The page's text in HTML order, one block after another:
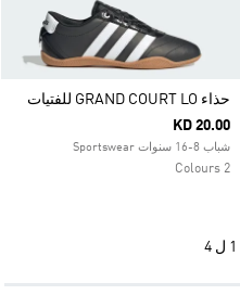
حذاء GRAND COURT LO للفتيات
KD 20.00
شباب 8-16 سنوات Sportswear
2 Colours
1 ل 4